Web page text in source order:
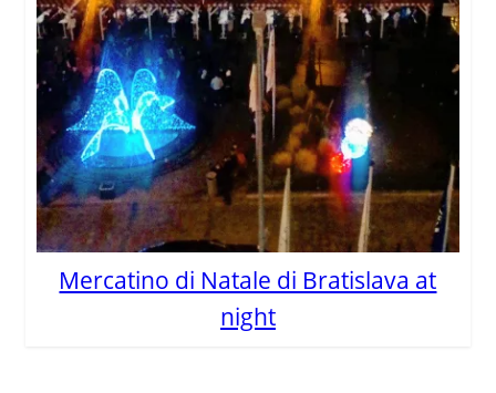
Mercatino di Natale di Bratislava at
night